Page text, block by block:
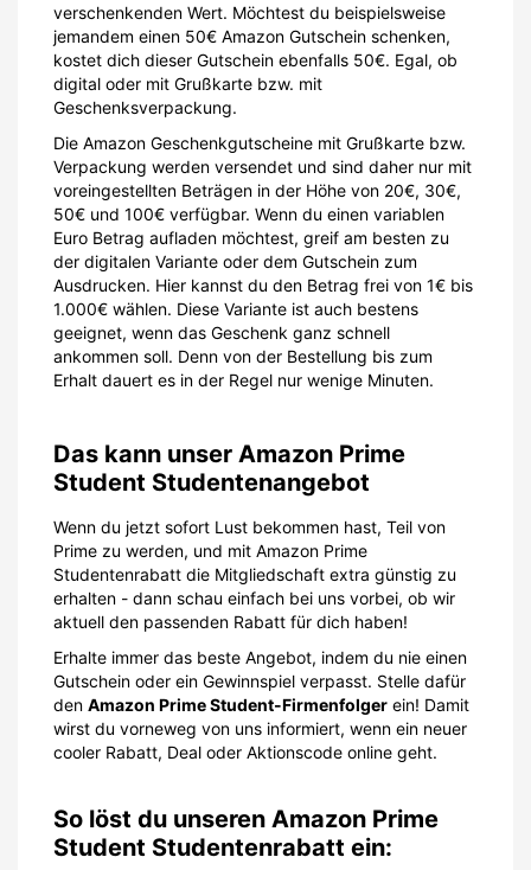
verschenkenden Wert. Möchtest du beispielsweise
jemandem einen 50€ Amazon Gutschein schenken,
kostet dich dieser Gutschein ebenfalls 50€. Egal, ob
digital oder mit Grußkarte bzw. mit
Geschenksverpackung.
Die Amazon Geschenkgutscheine mit Grußkarte bzw.
Verpackung werden versendet und sind daher nur mit
voreingestellten Beträgen in der Höhe von 20€, 30€,
50€ und 100€ verfügbar. Wenn du einen variablen
Euro Betrag aufladen möchtest, greif am besten zu
der digitalen Variante oder dem Gutschein zum
Ausdrucken. Hier kannst du den Betrag frei von 1€ bis
1.000€ wählen. Diese Variante ist auch bestens
geeignet, wenn das Geschenk ganz schnell
ankommen soll. Denn von der Bestellung bis zum
Erhalt dauert es in der Regel nur wenige Minuten.
Das kann unser Amazon Prime
Student Studentenangebot
Wenn du jetzt sofort Lust bekommen hast, Teil von
Prime zu werden, und mit Amazon Prime
Studentenrabatt die Mitgliedschaft extra günstig zu
erhalten - dann schau einfach bei uns vorbei, ob wir
aktuell den passenden Rabatt für dich haben!
Erhalte immer das beste Angebot, indem du nie einen
Gutschein oder ein Gewinnspiel verpasst. Stelle dafür
den Amazon Prime Student-Firmenfolger ein! Damit
wirst du vorneweg von uns informiert, wenn ein neuer
cooler Rabatt, Deal oder Aktionscode online geht.
So löst du unseren Amazon Prime
Student Studentenrabatt ein: